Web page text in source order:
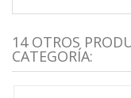
14 OTROS
CATEGORÍA: